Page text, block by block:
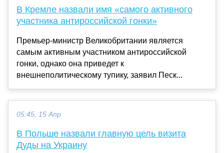
В Кремле назвали имя «самого активного
участника антироссийской гонки»
Премьер-министр Великобритании является
самым активным участником антироссийской
гонки, однако она приведет к
внешнеполитическому тупику, заявил Песк...
05:45, 15 Апр
В Польше назвали главную цель визита
Дуды на Украину